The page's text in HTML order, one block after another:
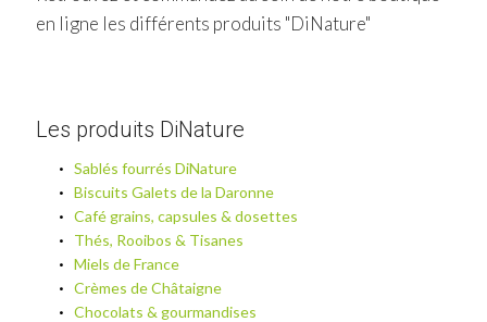
en ligne les différents produits "DiNature"
Les produits DiNature
Sablés fourrés DiNature
Biscuits Galets de la Daronne
Café grains, capsules & dosettes
Thés, Rooibos & Tisanes
Miels de France
Crèmes de Châtaigne
Chocolats & gourmandises